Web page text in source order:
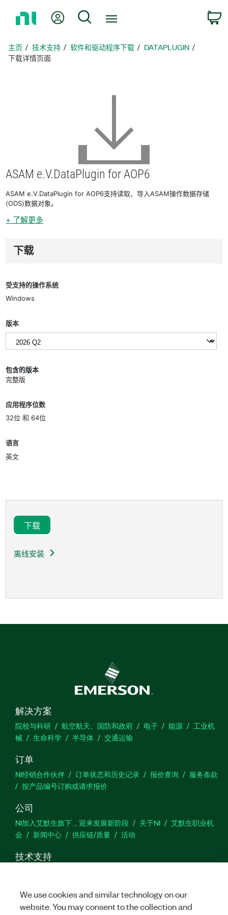
页
我的账户 搜索
主页 技术支持 软件和驱动程序下载
DATAPLUGIN
下载详情页面
ASAM e.V.DataPlugin for AOP6
ASAM e.V.DataPlugin for AOP6支持读取、导入ASAM操作数据存储
(ODS)数据对象。
+ 了解更多
下载
受支持的操作系统
Windows
版本
包含的版本
完整版
应用程序位数
32位 和 64位
语言
英文
下载
离线安装
解决方案
院校与科研 航空航天、国防和政府 电子 能源
工业机
械
生命科学 半导体 交通运输
订单
NI经销合作伙伴 订单状态和历史记录 报价查询
服务条款
按产品编号订购或请求报价
公司
NI加入艾默生旗下，迎来发展新阶段 关于NI
艾默生职业机
会
新闻中心 供应链/质量 活动
技术支持
We use cookies and similar technology on our
website. You may consent to the collection and